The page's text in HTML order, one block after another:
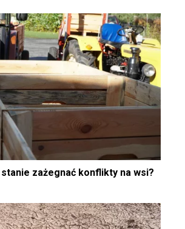
zażegnać konflikty na wsi?